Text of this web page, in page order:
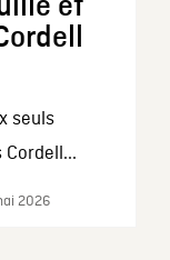
et
seuls
2026